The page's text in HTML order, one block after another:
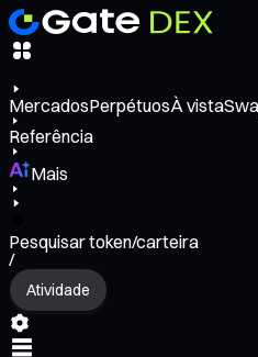
MercadosPerpétuosÀ vista
Referência
Mais
Pesquisar token/carteira
/
Atividade